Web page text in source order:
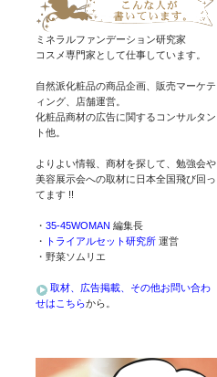
ミネラルファンデーション研究家
コスメ専門家として仕事しています。
自然派化粧品の商品企画、販売マーケテ
ィング、店舗運営。
化粧品商材の広告に関するコンサルタン
ト他。
よりよい情報、商材を探して、勉強会や
美容展示会への取材に日本全国飛び回っ
てます !!
・ 35-45WOMAN 編集長
・
トライアルセット研究所 運営
・野菜ソムリエ
取材、広告掲載、その他お問い合わ
せはこちらから。